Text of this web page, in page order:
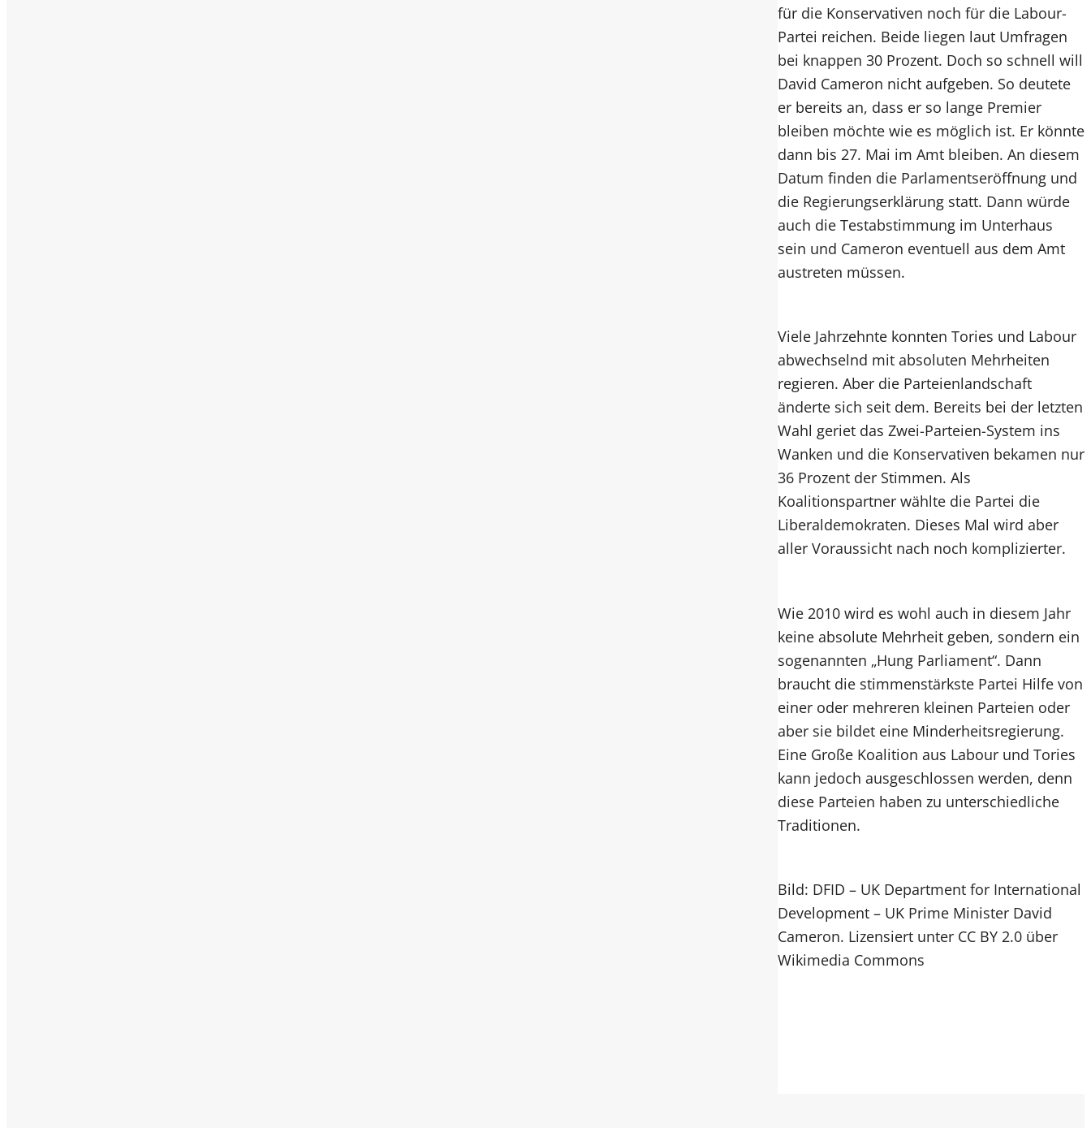
für die Konservativen noch für die Labour-
Partei reichen. Beide liegen laut Umfragen
bei knappen 30 Prozent. Doch so schnell will
David Cameron nicht aufgeben. So deutete
er bereits an, dass er so lange Premier
bleiben möchte wie es möglich ist. Er könnte
dann bis 27. Mai im Amt bleiben. An diesem
Datum finden die Parlamentseröffnung und
die Regierungserklärung statt. Dann würde
auch die Testabstimmung im Unterhaus
sein und Cameron eventuell aus dem Amt
austreten müssen.
Viele Jahrzehnte konnten Tories und Labour
abwechselnd mit absoluten Mehrheiten
regieren. Aber die Parteienlandschaft
änderte sich seit dem. Bereits bei der letzten
Wahl geriet das Zwei-Parteien-System ins
Wanken und die Konservativen bekamen nur
36 Prozent der Stimmen. Als
Koalitionspartner wählte die Partei die
Liberaldemokraten. Dieses Mal wird aber
aller Voraussicht nach noch komplizierter.
Wie 2010 wird es wohl auch in diesem Jahr
keine absolute Mehrheit geben, sondern ein
sogenannten „Hung Parliament“. Dann
braucht die stimmenstärkste Partei Hilfe von
einer oder mehreren kleinen Parteien oder
aber sie bildet eine Minderheitsregierung.
Eine Große Koalition aus Labour und Tories
kann jedoch ausgeschlossen werden, denn
diese Parteien haben zu unterschiedliche
Traditionen.
Bild: DFID – UK Department for International
Development – UK Prime Minister David
Cameron. Lizensiert unter CC BY 2.0 über
Wikimedia Commons